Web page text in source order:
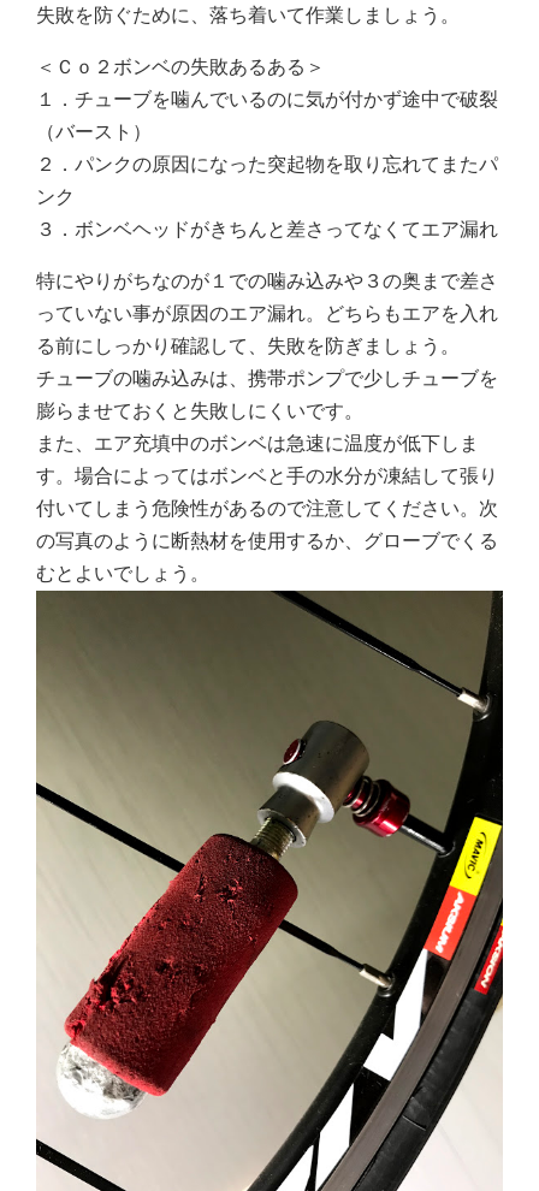
失敗を防ぐために、落ち着いて作業しましょう。
＜Ｃｏ２ボンベの失敗あるある＞
１．チューブを噛んでいるのに気が付かず途中で破裂
（バースト）
２．パンクの原因になった突起物を取り忘れてまたパ
ンク
３．ボンベヘッドがきちんと差さってなくてエア漏れ
特にやりがちなのが１での噛み込みや３の奥まで差さ
っていない事が原因のエア漏れ。どちらもエアを入れ
る前にしっかり確認して、失敗を防ぎましょう。
チューブの噛み込みは、携帯ポンプで少しチューブを
膨らませておくと失敗しにくいです。
また、エア充填中のボンベは急速に温度が低下しま
す。場合によってはボンベと手の水分が凍結して張り
付いてしまう危険性があるので注意してください。次
の写真のように断熱材を使用するか、グローブでくる
むとよいでしょう。